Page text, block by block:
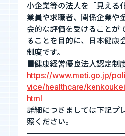
カジュ
小企業等の法人を「見える
業員や求職者、関係企業や
会的な評価を受けることが
ることを目的に、日本健康
制度です。
■健康経営優良法人認定制
https://www.meti.go.jp/
vice/healthcare/
html
詳細につきましては下記プ
照ください。